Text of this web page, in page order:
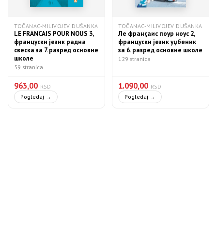
TOČANAC-МILIVOJEV DUŠANKA
LE FRANCAIS POUR NOUS 3,
француски језик радна
свеска за 7. разред основне
школе
59 stranica
963,00 RSD
Pogledaj →
TOČANAC-МILIVOJEV DUŠANKA
Ле франçаис поур ноус 2,
француски језик уџбеник
за 6. разред основне школе
129 stranica
1.090,00 RSD
Pogledaj →